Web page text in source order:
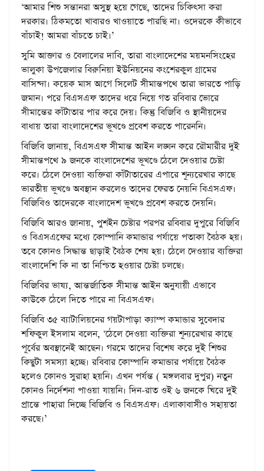
‘আমার শিশু সন্তানরা অসুস্থ হয়ে গেছে, তাদের চিকিৎসা করা
দরকার। ঠিকমতো খাবারও খাওয়াতে পারছি না। ওদেরকে কীভাবে
বাঁচাই! আমরা বাঁচতে চাই।’
সুমি আক্তার ও বেলালের দাবি, তারা বাংলাদেশের ময়মনসিংহের
ভালুকা উপজেলার বিরুনিয়া ইউনিয়নের কংশেরকুল গ্রামের
বাসিন্দা। কয়েক মাস আগে সিলেট সীমান্তপথে তারা ভারতে পাড়ি
জমান। পরে বিএসএফ তাদের ধরে নিয়ে গত রবিবার ভোরে
সীমান্তের কাঁটাতার পার করে দেয়। কিন্তু বিজিবি ও স্থানীয়দের
বাধায় তারা বাংলাদেশের ভূখণ্ডে প্রবেশ করতে পারেননি।
বিজিবি জানায়, বিএসএফ সীমান্ত আইন লঙ্ঘন করে রৌমারীর দুই
সীমান্তপথে ৯ জনকে বাংলাদেশের ভূখণ্ডে ঠেলে দেওয়ার চেষ্টা
করে। ঠেলে দেওয়া ব্যক্তিরা কাঁটাতারের এপারে শূন্যরেখার কাছে
ভারতীয় ভূখণ্ডে অবস্থান করলেও তাদের ফেরত নেয়নি বিএসএফ।
বিজিবিও তাদেরকে বাংলাদেশ ভূখণ্ডে প্রবেশ করতে দেয়নি।
বিজিবি আরও জানায়, পুশইন চেষ্টার পরপর রবিবার দুপুরে বিজিবি
ও বিএসএফের মধ্যে কোম্পানি কমান্ডার পর্যায়ে পতাকা বৈঠক হয়।
তবে কোনও সিদ্ধান্ত ছাড়াই বৈঠক শেষ হয়। ঠেলে দেওয়ার ব্যক্তিরা
বাংলাদেশি কি না তা নিশ্চিত হওয়ার চেষ্টা চলছে।
বিজিবির ভাষ্য, আন্তর্জাতিক সীমান্ত আইন অনুযায়ী এভাবে
কাউকে ঠেলে দিতে পারে না বিএসএফ।
বিজিবি ৩৫ ব্যাটালিয়নের গয়টাপাড়া ক্যাম্প কমান্ডার সুবেদার
শফিকুল ইসলাম বলেন, ‘ঠেলে দেওয়া ব্যক্তিরা শূন্যরেখার কাছে
পূর্বের অবস্থানেই আছেন। গরমে তাদের বিশেষ করে দুই শিশুর
কিছুটা সমস্যা হচ্ছে। রবিবার কোম্পানি কমান্ডার পর্যায়ে বৈঠক
হলেও কোনও সুরাহা হয়নি। এখন পর্যন্ত ( মঙ্গলবার দুপুর) নতুন
কোনও নির্দেশনা পাওয়া যায়নি। দিন-রাত ওই ৬ জনকে ঘিরে দুই
প্রান্তে পাহারা দিচ্ছে বিজিবি ও বিএসএফ। এলাকাবাসীও সহায়তা
করছে।’